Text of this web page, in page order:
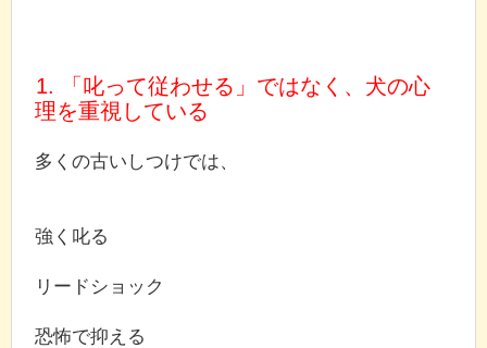
1. 「叱って従わせる」ではなく、犬の心
理を重視している
多くの古いしつけでは、
強く叱る
リードショック
恐怖で抑える